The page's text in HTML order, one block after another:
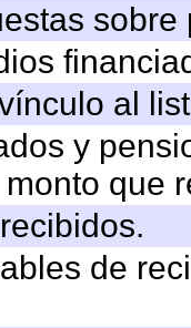
sobre
al
y
que
de